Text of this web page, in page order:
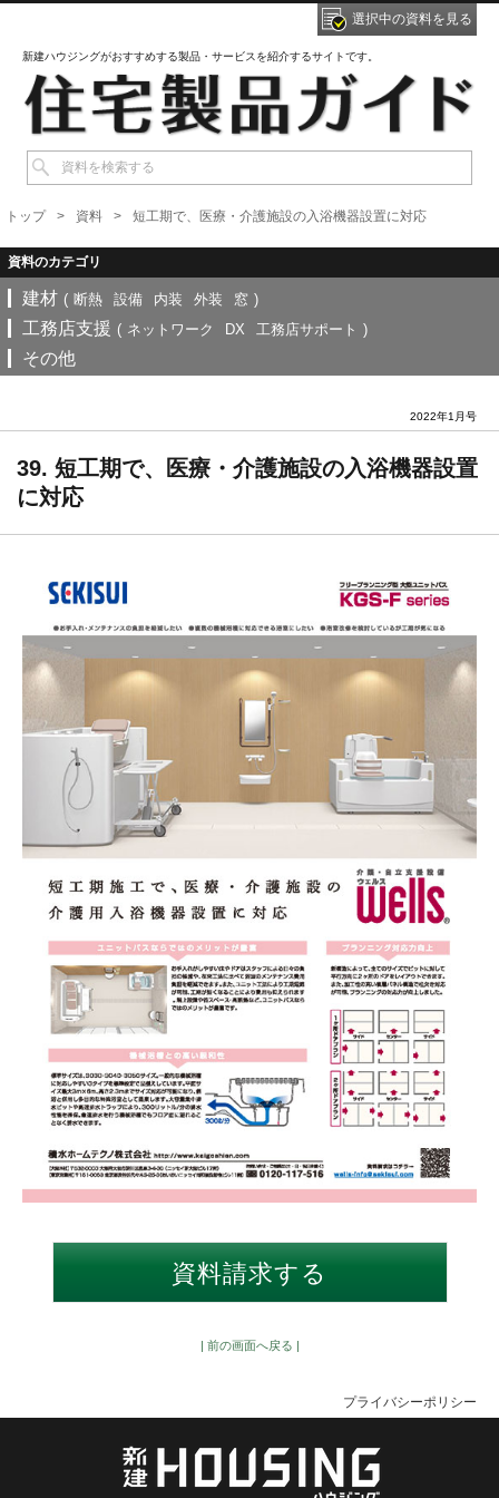
新建ハウジングがおすすめする製品・サービスを紹介するサイトです。
選択中の資料を見る
トップ 資料 短工期で、医療・介護施設の入浴機器設置に対応
建材 ( 断熱 設備 内装 外装 窓 )
工務店支援 ( ネットワーク DX 工務店サポート )
その他
2022年1月号
39. 短工期で、医療・介護施設の入浴機器設置
に対応
| 前の画面へ戻る |
プライバシーポリシー